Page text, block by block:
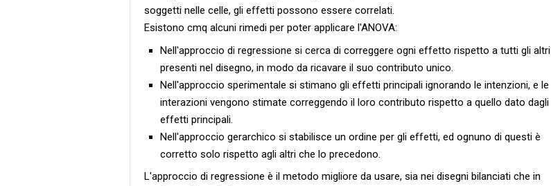
soggetti nelle celle, gli effetti possono essere correlati.
Esistono cmq alcuni rimedi per poter applicare l'ANOVA:
Nell'approccio di regressione si cerca di correggere ogni effetto rispetto a tutti gli altri
presenti nel disegno, in modo da ricavare il suo contributo unico.
Nell'approccio sperimentale si stimano gli effetti principali ignorando le intenzioni, e le
interazioni vengono stimate correggendo il loro contributo rispetto a quello dato dagli
effetti principali.
Nell'approccio gerarchico si stabilisce un ordine per gli effetti, ed ognuno di questi è
corretto solo rispetto agli altri che lo precedono.
L'approccio di regressione è il metodo migliore da usare, sia nei disegni bilanciati che in